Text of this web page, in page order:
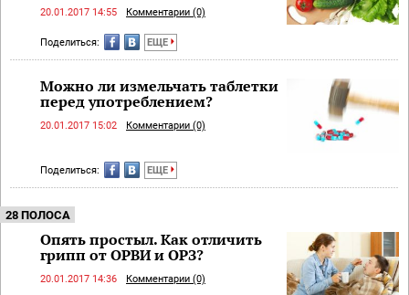
20.01.2017 14:55 Комментарии (0)
Поделиться: ЕЩЕ
Можно ли измельчать таблетки
перед употреблением?
20.01.2017 15:02 Комментарии (0)
Поделиться: ЕЩЕ
28 ПОЛОСА
Опять простыл. Как отличить
грипп от ОРВИ и ОРЗ?
20.01.2017 14:36 Комментарии (0)